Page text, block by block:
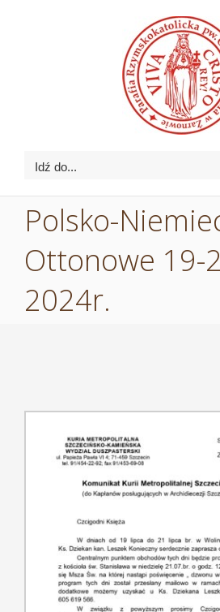
Idź do...
Polsko-
Ottonowe 19-
2024r.